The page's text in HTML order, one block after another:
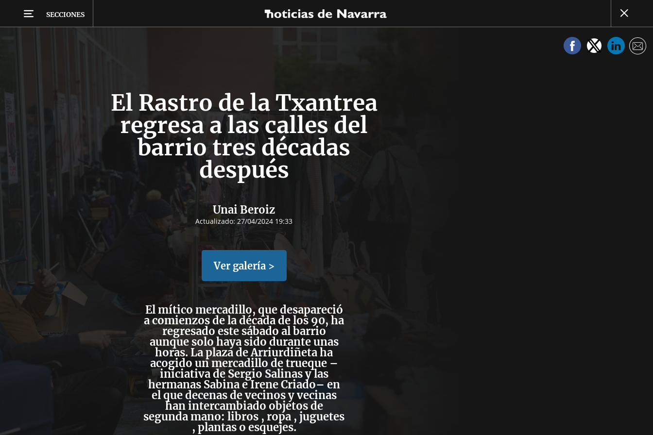
SECCIONES
El Rastro de la Txantrea
regresa a las calles del
barrio tres décadas
después
Unai Beroiz
Actualizado: 27/04/2024 19:33
Ver galería >
El mítico mercadillo, que desapareció
a comienzos de la década de los 90, ha
regresado este sábado al barrio
aunque solo haya sido durante unas
horas. La plaza de Arriurdiñeta ha
acogido un mercadillo de trueque –
iniciativa de Sergio Salinas y las
hermanas Sabina e Irene Criado– en
el que decenas de vecinos y vecinas
han intercambiado objetos de
segunda mano: libros , ropa , juguetes
, plantas o esquejes.